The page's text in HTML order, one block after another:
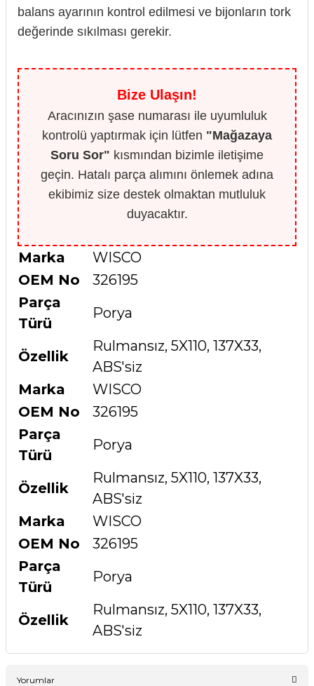
balans ayarının kontrol edilmesi ve bijonların tork
değerinde sıkılması gerekir.
Bize Ulaşın!
Aracınızın şase numarası ile uyumluluk
kontrolü yaptırmak için lütfen "Mağazaya
Soru Sor" kısmından bizimle iletişime
geçin. Hatalı parça alımını önlemek adına
ekibimiz size destek olmaktan mutluluk
duyacaktır.
Marka
WISCO
OEM No
326195
Parça
Türü
Porya
Özellik
Rulmansız, 5X110, 137X33,
ABS'siz
Marka
WISCO
OEM No
326195
Parça
Türü
Porya
Özellik
Rulmansız, 5X110, 137X33,
ABS'siz
Marka
WISCO
OEM No
326195
Parça
Türü
Porya
Özellik
Rulmansız, 5X110, 137X33,
ABS'siz
Yorumlar